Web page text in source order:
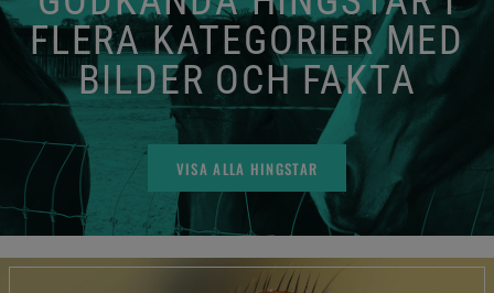
FLERA KATEGORIER MED
BILDER OCH FAKTA
VISA ALLA HINGSTAR